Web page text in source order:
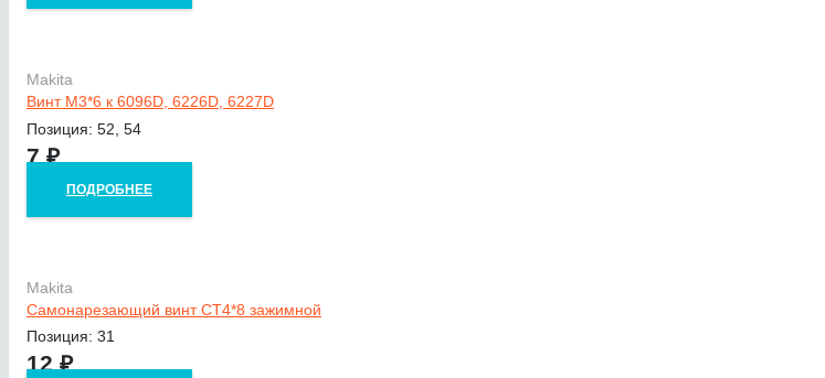
Makita
Винт M3*6 к 6096D, 6226D, 6227D
Позиция: 52, 54
7₽
ПОДРОБНЕЕ
Makita
Самонарезающий винт CT4*8 зажимной
Позиция: 31
12₽